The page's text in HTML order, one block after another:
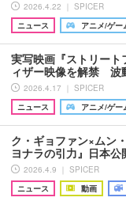
2026.4.22 ｜ SPICER
ニュース
アニメ/ゲー
実写映画『ストリー
ィザー映像を解禁 波
2026.4.17 ｜ SPICER
ニュース
アニメ/ゲー
ク・ギョファン×ムン
ヨナラの引力』日本
2026.4.9 ｜ SPICER
ニュース
動画